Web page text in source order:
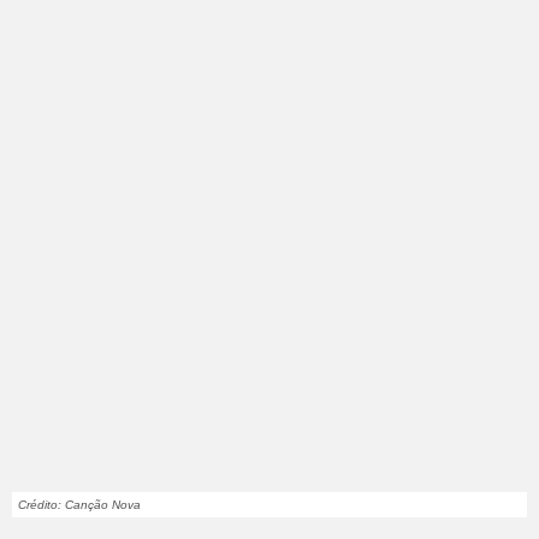
Crédito: Canção Nova